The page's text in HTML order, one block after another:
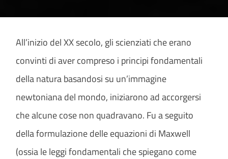
All’inizio del XX secolo, gli scienziati che erano
convinti di aver compreso i principi fondamentali
della natura basandosi su un’immagine
newtoniana del mondo, iniziarono ad accorgersi
che alcune cose non quadravano. Fu a seguito
della formulazione delle equazioni di Maxwell
(ossia le leggi fondamentali che spiegano come